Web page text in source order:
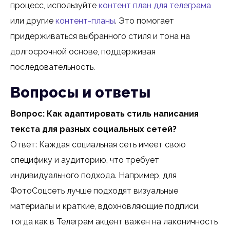
процесс, используйте контент план для телеграма
или другие контент-планы. Это помогает
придерживаться выбранного стиля и тона на
долгосрочной основе, поддерживая
последовательность.
Вопросы и ответы
Вопрос: Как адаптировать стиль написания
текста для разных социальных сетей?
Ответ: Каждая социальная сеть имеет свою
специфику и аудиторию, что требует
индивидуального подхода. Например, для
ФотоСоцсеть лучше подходят визуальные
материалы и краткие, вдохновляющие подписи,
тогда как в Телеграм акцент важен на лаконичность